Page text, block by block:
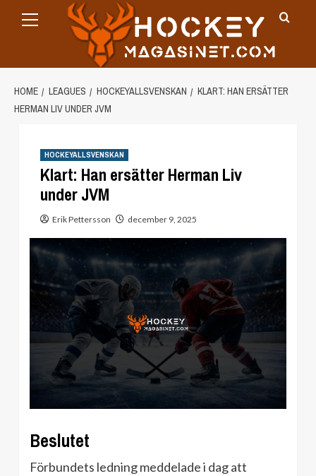
Menu
HOME LEAGUES HOCKEYALLSVENSKAN
KLART: HAN ERSÄTTER
HERMAN LIV UNDER JVM
HOCKEYALLSVENSKAN
Klart: Han ersätter Herman Liv
under JVM
Erik Pettersson december 9, 2025
Beslutet
Förbundets ledning meddelade i dag att